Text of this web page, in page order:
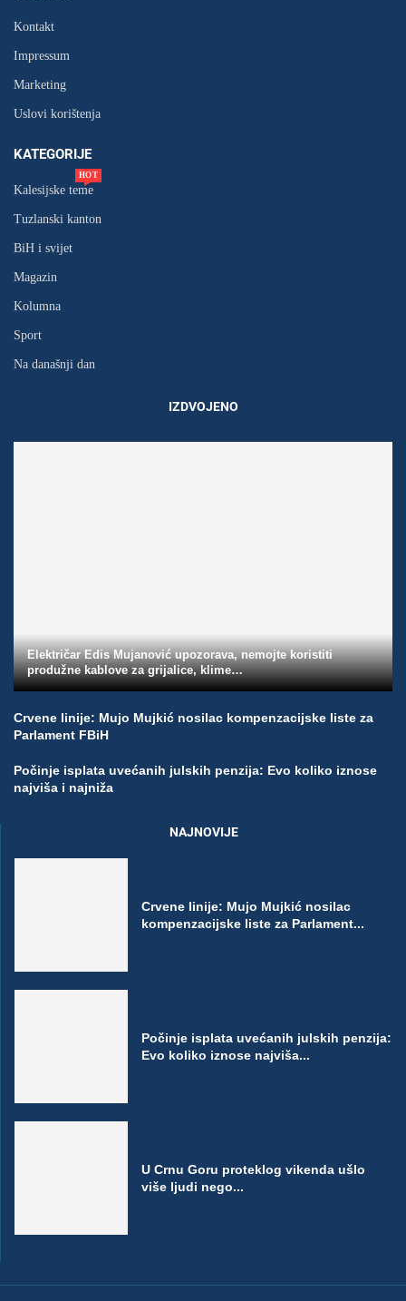
Kontakt
Impressum
Marketing
Uslovi korištenja
KATEGORIJE
Kalesijske teme
HOT
Tuzlanski kanton
BiH i svijet
Magazin
Kolumna
Sport
Na današnji dan
IZDVOJENO
Električar Edis Mujanović upozorava, nemojte koristiti
produžne kablove za grijalice, klime…
Crvene linije: Mujo Mujkić nosilac kompenzacijske liste za
Parlament FBiH
Počinje isplata uvećanih julskih penzija: Evo koliko iznose
najviša i najniža
NAJNOVIJE
Crvene linije: Mujo Mujkić nosilac
kompenzacijske liste za Parlament...
Počinje isplata uvećanih julskih penzija:
Evo koliko iznose najviša...
U Crnu Goru proteklog vikenda ušlo
više ljudi nego...